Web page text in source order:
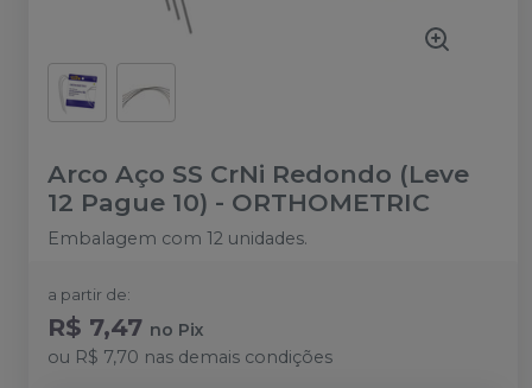
Arco Aço SS CrNi Redondo (Leve
12 Pague 10) - ORTHOMETRIC
Embalagem com 12 unidades.
a partir de:
R$ 7,47 no Pix
ou R$ 7,70 nas demais condições